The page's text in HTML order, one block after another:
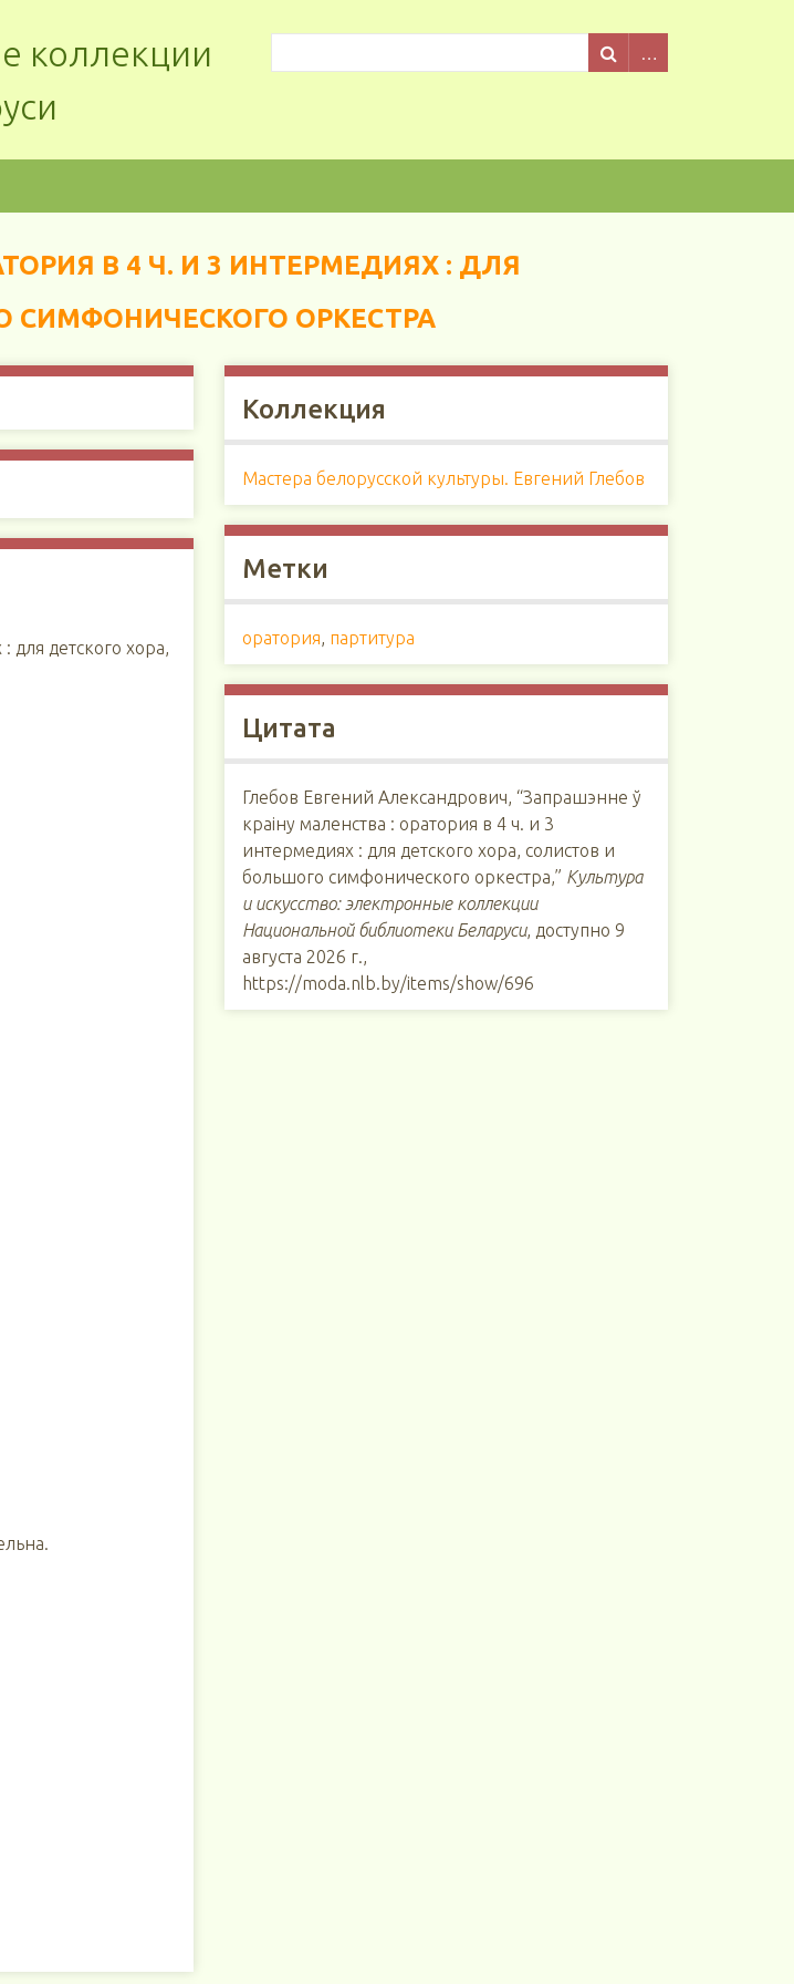
коллекции
В 4 Ч. И 3 ИНТЕРМЕДИЯХ : ДЛЯ
СИМФОНИЧЕСКОГО ОРКЕСТРА
для детского хора,
Коллекция
Мастера белорусской культуры. Евгений Глебов
Метки
оратория, партитура
Цитата
Глебов Евгений Александрович, “Запрашэнне ў
краіну маленства : оратория в 4 ч. и 3
интермедиях : для детского хора, солистов и
большого симфонического оркестра,” Культура
и искусство: электронные коллекции
Национальной библиотеки Беларуси, доступно 9
августа 2026 г.,
https://moda.nlb.by/items/show/696